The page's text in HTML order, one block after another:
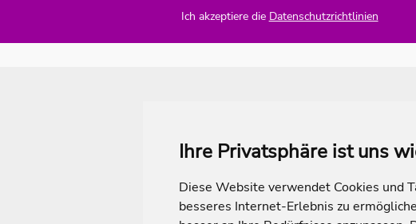
Ihre Privatsphäre ist uns
Diese Website verwendet Cookies und
besseres Internet-Erlebnis zu
Ich akzeptiere die Datenschutzrichtlinien